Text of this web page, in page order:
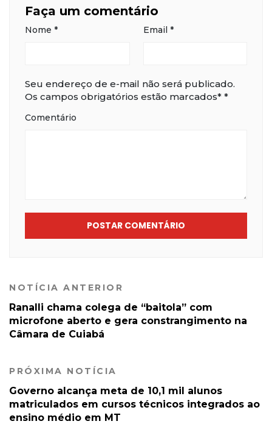
Faça um comentário
Nome * Email *
Seu endereço de e-mail não será publicado.
Os campos obrigatórios estão marcados* *
Comentário
POSTAR COMENTÁRIO
NOTÍCIA ANTERIOR
Ranalli chama colega de “baitola” com
microfone aberto e gera constrangimento na
Câmara de Cuiabá
PRÓXIMA NOTÍCIA
Governo alcança meta de 10,1 mil alunos
matriculados em cursos técnicos integrados ao
ensino médio em MT